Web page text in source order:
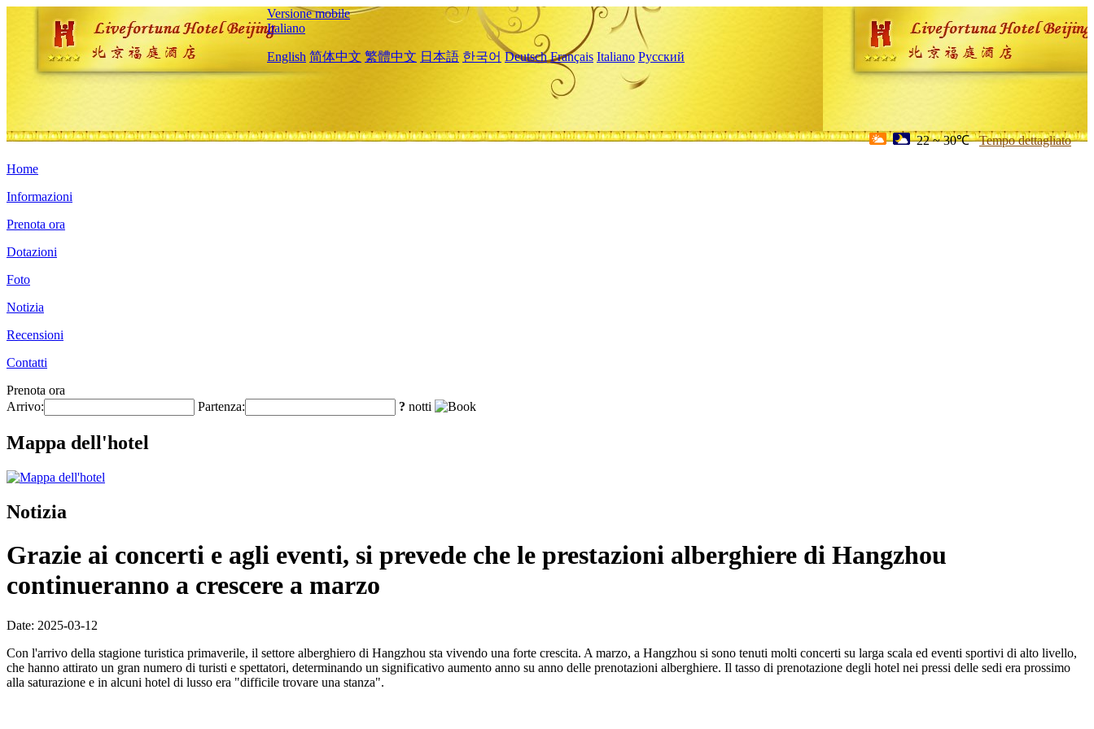
Versione mobile
Italiano
English 简体中文 繁體中文 日本語 한국어 Deutsch Français Italiano Русский
22 ~ 30℃ Tempo dettagliato
Home
Informazioni
Prenota ora
Dotazioni
Foto
Notizia
Recensioni
Contatti
Prenota ora
Arrivo:
Partenza: ? notti
Mappa dell'hotel
Notizia
Grazie ai concerti e agli eventi, si prevede che le prestazioni alberghiere di Hangzhou
continueranno a crescere a marzo
Date: 2025-03-12
Con l'arrivo della stagione turistica primaverile, il settore alberghiero di Hangzhou sta vivendo una forte crescita. A marzo, a Hangzhou si sono tenuti molti concerti su larga scala ed eventi sportivi di alto livello,
che hanno attirato un gran numero di turisti e spettatori, determinando un significativo aumento anno su anno delle prenotazioni alberghiere. Il tasso di prenotazione degli hotel nei pressi delle sedi era prossimo
alla saturazione e in alcuni hotel di lusso era "difficile trovare una stanza".